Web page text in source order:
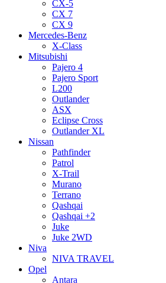
CX-5
CX 7
CX 9
Mercedes-Benz
X-Class
Mitsubishi
Pajero 4
Pajero Sport
L200
Outlander
ASX
Eclipse Cross
Outlander XL
Nissan
Pathfinder
Patrol
X-Trail
Murano
Terrano
Qashqai
Qashqai +2
Juke
Juke 2WD
Niva
NIVA TRAVEL
Opel
Antara